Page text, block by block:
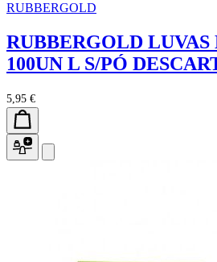
RUBBERGOLD
RUBBERGOLD
100UN L S/PÓ
5,95 €